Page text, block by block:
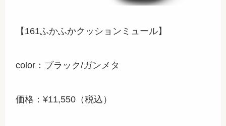
【161ふかふかクッションミュール】
color：ブラック/ガンメタ
価格：¥11,550（税込）